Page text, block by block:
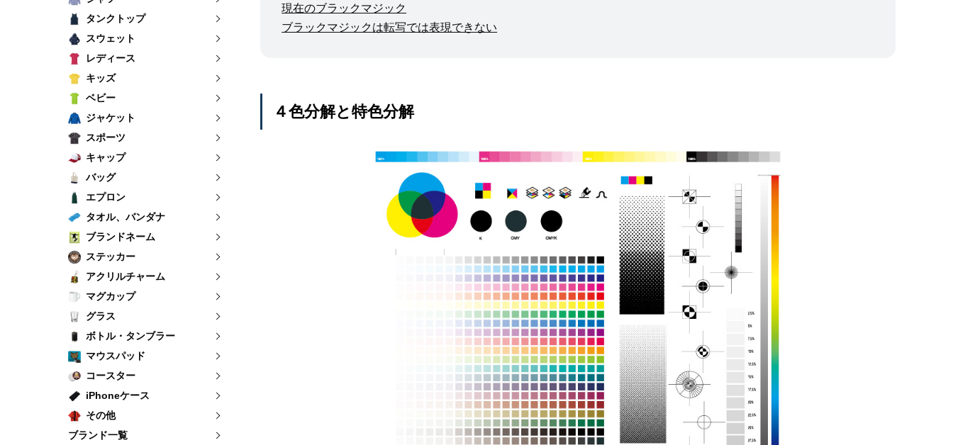
タンクトップ
スウェット
レディース
キッズ
ベビー
ジャケット
スポーツ
キャップ
バッグ
エプロン
タオル、バンダナ
ブランドネーム
ステッカー
アクリルチャーム
マグカップ
グラス
ボトル・タンブラー
マウスパッド
コースター
iPhoneケース
その他
ブランド一覧
現在のブラックマジック
ブラックマジックは転写では表現できない
４色分解と特色分解